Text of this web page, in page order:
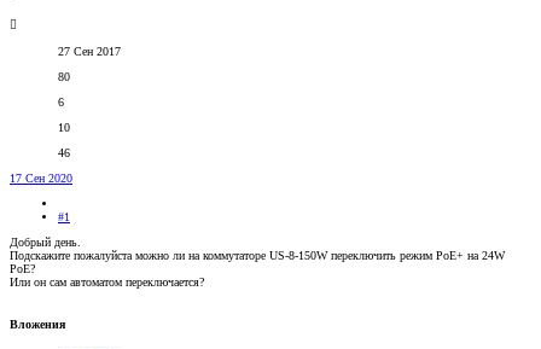
27 Сен 2017
80
6
10
46
17 Сен 2020
#1
Добрый день.
Подскажите пожалуйста можно ли на коммутаторе US-8-150W переключить режим PoE+ на 24W
PoE?
Или он сам автоматом переключается?
Вложения